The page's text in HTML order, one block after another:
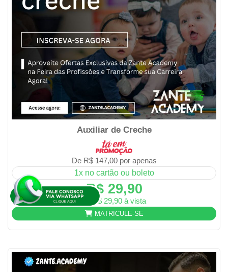
Auxiliar de Creche
De R$ 147,00 por apenas
1x no cartão ou boleto
R$ 29,90
ou R$ 29,90 à vista
MATRICULE-SE